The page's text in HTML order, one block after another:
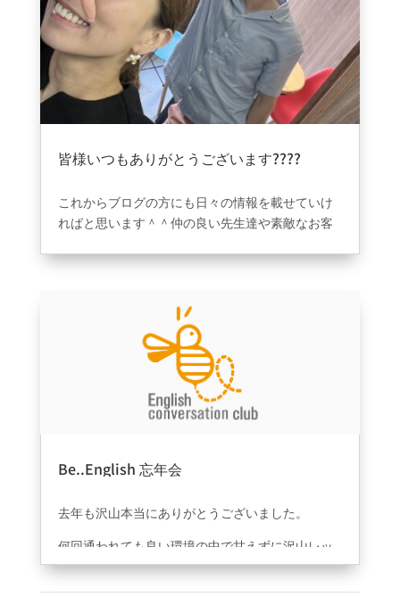
です！！モチベーションが上がらない時ほど思い
切って海外旅行の予約してみてくださいw雰囲気
や環境を整えるために初心者専門教室を作りまし
た。家族が無料になる制度も作りました。本気で
環境が1番大切とおもっているからこその今の教室
なので、目標を持ち一緒に頑張っていければこん
す！！チャレンジしましょう！！必ず前に進みま
皆様いつもありがとうございます????
これからブログの方にも日々の情報を載せていけ
ればと思います＾＾仲の良い先生達や素敵なお客
少しでも良い環境を作っていけるように日々努力
が勝負です！！努力は必要ですが先の未来の為に
今頑張って後から楽をしていきましょう！！英語
は必要です????
Be..English 忘年会
去年も沢山本当にありがとうございました。
何回通われても良い環境の中で甘えずに沢山レッ
スン受けられている生徒様が多い印象で本当あり